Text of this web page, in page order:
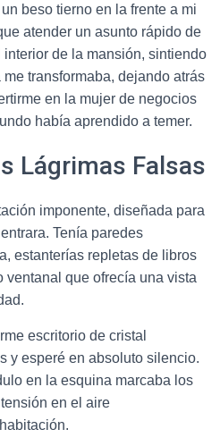
beso tierno en la frente a mi
atender un asunto rápido de
de la mansión, sintiendo
transformaba, dejando atrás
en la mujer de negocios
había aprendido a temer.
Lágrimas Falsas
imponente, diseñada para
Tenía paredes
estanterías repletas de libros
ventanal que ofrecía una vista
escritorio de cristal
y esperé en absoluto silencio.
en la esquina marcaba los
en el aire